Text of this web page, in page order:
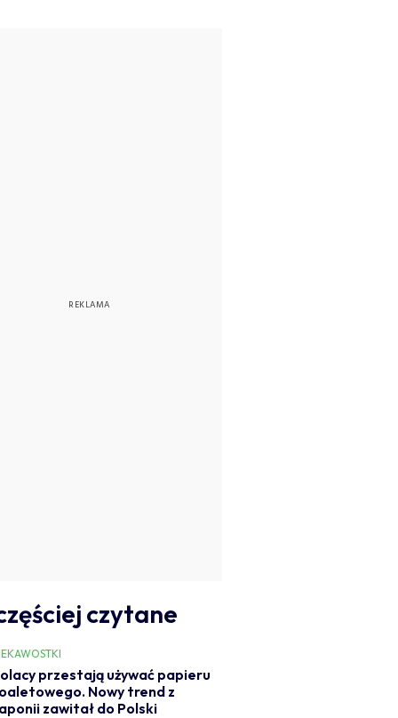
czytane
przestają używać papieru
Nowy trend z
zawitał do Polski